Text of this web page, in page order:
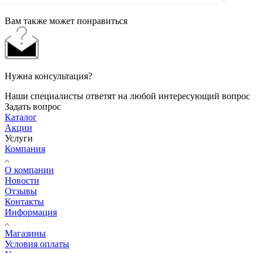
Вам также может понравиться
Нужна консультация?
Наши специалисты ответят на любой интересующий вопрос
Задать вопрос
Каталог
Акции
Услуги
Компания
О компании
Новости
Отзывы
Контакты
Информация
Магазины
Условия оплаты